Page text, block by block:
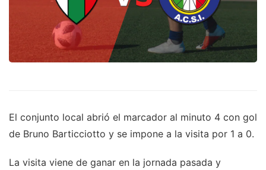
El conjunto local abrió el marcador al minuto 4 con gol
de Bruno Barticciotto y se impone a la visita por 1 a 0.
La visita viene de ganar en la jornada pasada y